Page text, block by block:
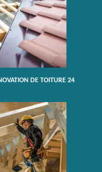
DE TOITURE 24